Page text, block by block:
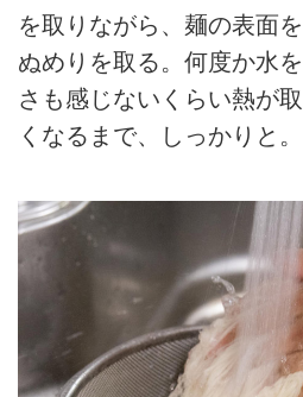
を取りながら、麺の表面
ぬめりを取る。何度か水
さも感じないくらい熱が
くなるまで、しっかりと。